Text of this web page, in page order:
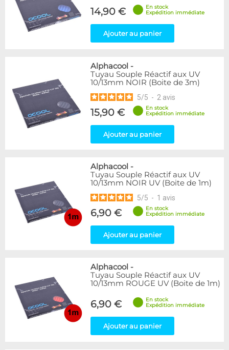
14,90 €
En stock
Expédition immédiate
Ajouter au panier
Alphacool -
Tuyau Souple Réactif aux UV
10/13mm NOIR (Boite de 3m)
5/5 - 2 avis
15,90 €
En stock
Expédition immédiate
Ajouter au panier
Alphacool -
Tuyau Souple Réactif aux UV
10/13mm NOIR UV (Boite de 1m)
5/5 - 1 avis
6,90 €
En stock
Expédition immédiate
Ajouter au panier
Alphacool -
Tuyau Souple Réactif aux UV
10/13mm ROUGE UV (Boite de 1m)
6,90 €
En stock
Expédition immédiate
Ajouter au panier